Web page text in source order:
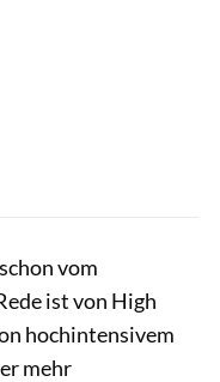
vom
ist von High
hochintensivem
mehr